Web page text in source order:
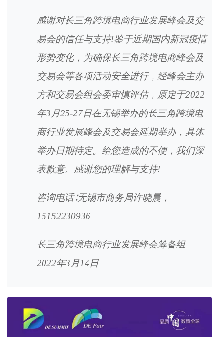
感谢对长三角跨境电商行业发展峰会及交
易会的信任与支持!鉴于近期国内新冠疫情
形势变化，为确保长三角跨境电商峰会及
交易会等各项活动安全进行，经峰会主办
方和交易会组会委审慎评估，原定于2022
年3月25-27日在无锡举办的长三角跨境电
商行业发展峰会及交易会延期举办，具体
举办日期待定。给您造成的不便，我们深
表歉意。感谢您的理解与支持!
咨询电话∶无锡市商务局许晓晨，
15152230936
长三角跨境电商行业发展峰会筹备组
2022年3月14日